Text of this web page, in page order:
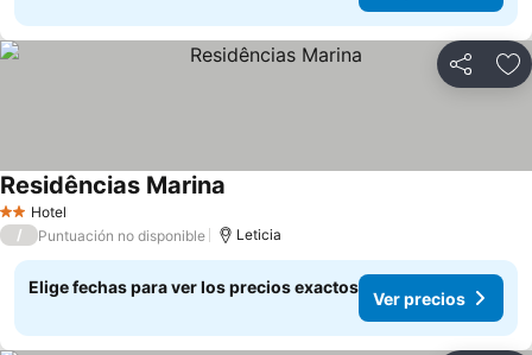
Compartir
2 Estrellas
Hotel
Residências Marina
/ Puntuación no disponible Leticia
Elige fechas para ver los precios exactos
Ver precios